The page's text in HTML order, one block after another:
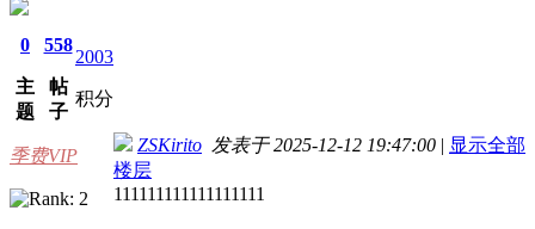
0
主
题
558
帖
子
2003
积分
季费VIP
ZSKirito 发表于 2025-12-12 19:47:00 | 显示全部
楼层
111111111111111111